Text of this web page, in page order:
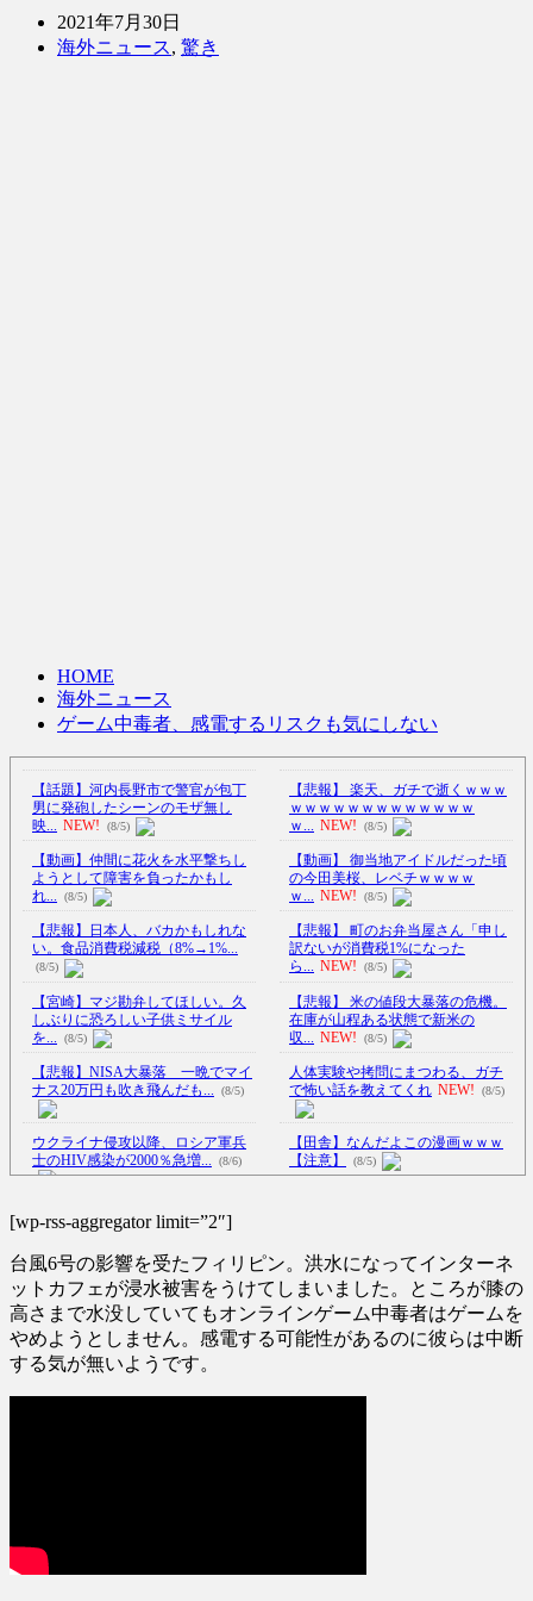
2021年7月30日
海外ニュース, 驚き
HOME
海外ニュース
ゲーム中毒者、感電するリスクも気にしない
【話題】河内長野市で警官が包丁
男に発砲したシーンのモザ無し
映...
NEW! (8/5)
【動画】仲間に花火を水平撃ちし
ようとして障害を負ったかもし
れ...
(8/5)
【悲報】日本人、バカかもしれな
い。食品消費税減税（8%→1%...
(8/5)
【宮崎】マジ勘弁してほしい。久
しぶりに恐ろしい子供ミサイル
を...
(8/5)
【悲報】NISA大暴落 一晩でマイ
ナス20万円も吹き飛んだも...
(8/5)
ウクライナ侵攻以降、ロシア軍兵
士のHIV感染が2000％急増...
(8/6)
李在明大統領、日本原爆投下80周
年…「平和の価値をより堅固に...
【閲覧注意】大阪の治安が悪化し
すぎてついに警察官が犯人を銃
殺...
NEW! (8/5)
ロシア戦車工場が攻撃されないの
は、ウクライナ側が標的優先順
金正恩「経済制裁、正直キツいで
【悲報】 楽天、ガチで逝くｗｗｗ
ｗｗｗｗｗｗｗｗｗｗｗｗｗ
ｗ...
NEW! (8/5)
【動画】 御当地アイドルだった頃
の今田美桜、レベチｗｗｗｗ
ｗ... NEW! (8/5)
【悲報】 町のお弁当屋さん「申し
訳ないが消費税1%になった
ら... NEW! (8/5)
【悲報】 米の値段大暴落の危機。
在庫が山程ある状態で新米の
収...
NEW! (8/5)
人体実験や拷問にまつわる、ガチ
で怖い話を教えてくれ NEW! (8/5)
【田舎】なんだよこの漫画ｗｗｗ
【注意】
(8/5)
【Xの車窓から】整備士が2度見す
る現場猫案件 ほか (7/31)
【Xの車窓から】予定人員より乗
車人数が一人多い ほか (7/27)
[wp-rss-aggregator limit=”2″]
台風6号の影響を受たフィリピン。洪水になってインターネ
ットカフェが浸水被害をうけてしまいました。ところが膝の
高さまで水没していてもオンラインゲーム中毒者はゲームを
やめようとしません。感電する可能性があるのに彼らは中断
する気が無いようです。